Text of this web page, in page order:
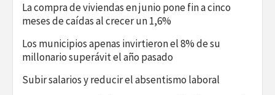
La compra de viviendas en junio pone fin a cinco
meses de caídas al crecer un 1,6%
Los municipios apenas invirtieron el 8% de su
millonario superávit el año pasado
Subir salarios y reducir el absentismo laboral